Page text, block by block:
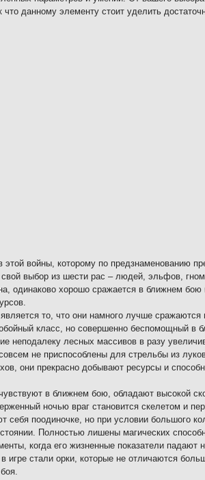
данному элементу стоит уделить
этой войны, которому по предзнаменованию
выбор из шести рас – людей, эльфов,
одинаково хорошо сражается в ближнем бою
то, что они намного лучше
класс, но совершенно беспомощный в
неподалеку лесных массивов в разу
не приспособлены для стрельбы из
они прекрасно добывают ресурсы и
в ближнем бою, обладают высокой
ночью враг становится скелетом и
себя поодиночке, но при условии большого
Полностью лишены магических
когда его жизненные показатели падают
игре стали орки, которые не отличаются